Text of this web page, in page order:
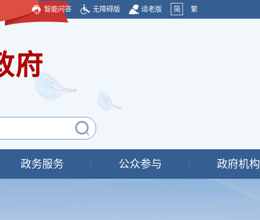
智能问答 无障碍版 适老版 简 繁
府
政务服务 公众参与 政府机构